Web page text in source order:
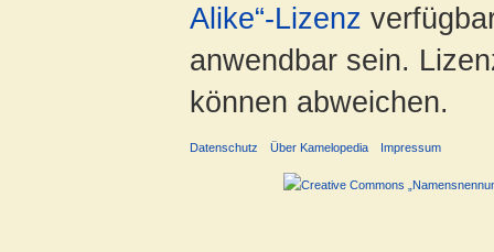
Alike“-Lizenz
anwendbar sein.
können abweichen.
Datenschutz Über Kamelopedia Impressum